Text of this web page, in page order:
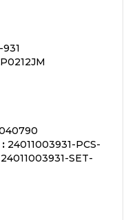
: 24011003931-PCS-
SET-